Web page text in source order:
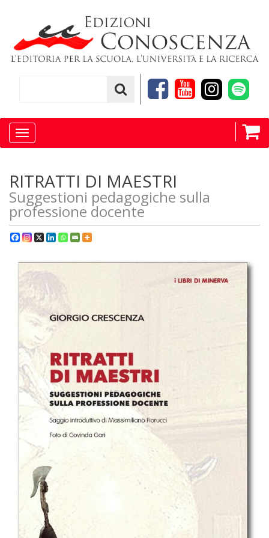
Toggle
navigation
RITRATTI DI MAESTRI
Suggestioni pedagogiche sulla
professione docente